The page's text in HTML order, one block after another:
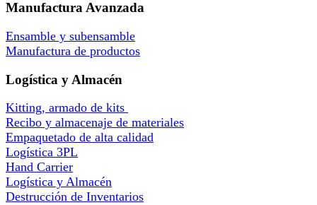
Manufactura Avanzada
Ensamble y subensamble
Manufactura de productos
Logística y Almacén
Kitting, armado de kits
Recibo y almacenaje de materiales
Empaquetado de alta calidad
Logística 3PL
Hand Carrier
Logística y Almacén
Destrucción de Inventarios